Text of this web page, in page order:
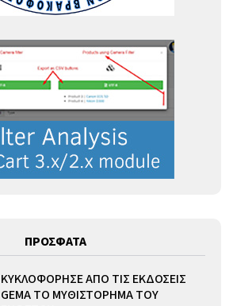
ΠΡΟΣΦΑΤΑ
ΚΥΚΛΟΦΟΡΗΣΕ ΑΠΟ ΤΙΣ ΕΚΔΟΣΕΙΣ
GEMA ΤΟ ΜΥΘΙΣΤΟΡΗΜΑ ΤΟΥ